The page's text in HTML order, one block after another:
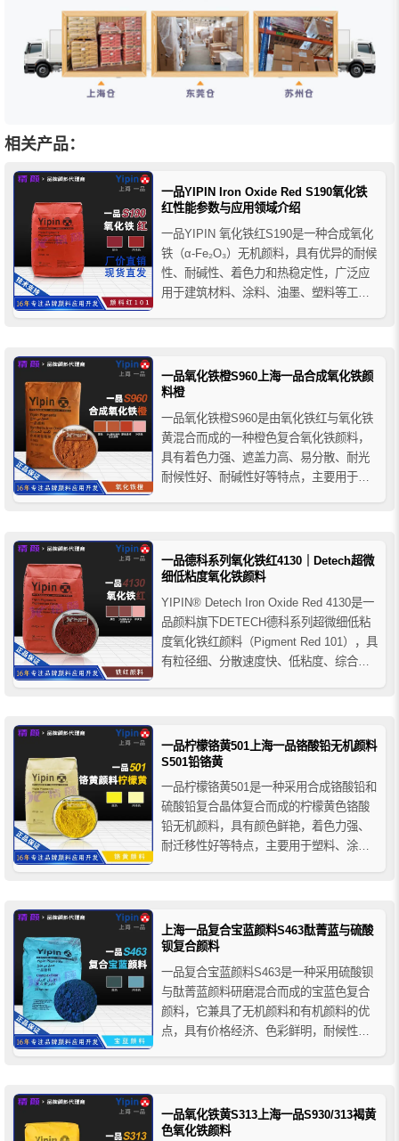
相关产品：
一品YIPIN Iron Oxide Red S190氧化铁
红性能参数与应用领域介绍
一品YIPIN 氧化铁红S190是一种合成氧化
铁（α-Fe₂O₃）无机颜料，具有优异的耐候
性、耐碱性、着色力和热稳定性，广泛应
用于建筑材料、涂料、油墨、塑料等工业
一品氧化铁橙S960上海一品合成氧化铁颜
料橙
一品氧化铁橙S960是由氧化铁红与氧化铁
黄混合而成的一种橙色复合氧化铁颜料，
具有着色力强、遮盖力高、易分散、耐光
耐候性好、耐碱性好等特点，主要用于建
色。
一品德科系列氧化铁红4130｜Detech超微
细低粘度氧化铁颜料
YIPIN® Detech Iron Oxide Red 4130是一
品颜料旗下DETECH德科系列超微细低粘
度氧化铁红颜料（Pigment Red 101），具
有粒径细、分散速度快、低粘度、综合色
能与施工流变性...
一品柠檬铬黄501上海一品铬酸铅无机颜料
S501铅铬黄
一品柠檬铬黄501是一种采用合成铬酸铅和
硫酸铅复合晶体复合而成的柠檬黄色铬酸
铅无机颜料，具有颜色鲜艳，着色力强、
耐迁移性好等特点，主要用于塑料、涂
上海一品复合宝蓝颜料S463酞菁蓝与硫酸
钡复合颜料
一品复合宝蓝颜料S463是一种采用硫酸钡
与酞菁蓝颜料研磨混合而成的宝蓝色复合
颜料，它兼具了无机颜料和有机颜料的优
点，具有价格经济、色彩鲜明，耐候性好
固剂、彩色喷涂砂浆、彩色嵌缝剂等。
一品氧化铁黄S313上海一品S930/313褐黄
色氧化铁颜料